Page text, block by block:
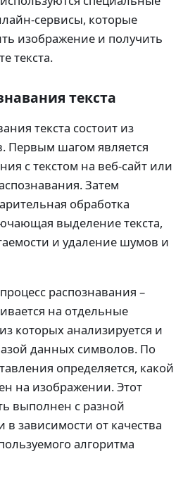
сервисы, которые
изображение и получить
текста.
текста
текста состоит из
Первым шагом является
с текстом на веб-сайт или
Затем
обработка
выделение текста,
и удаление шумов и
распознавания –
на отдельные
которых анализируется и
данных символов. По
определяется, какой
на изображении. Этот
выполнен с разной
в зависимости от качества
алгоритма